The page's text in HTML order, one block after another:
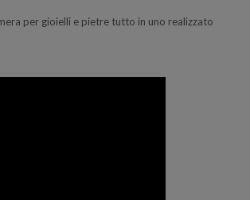
per gioielli e pietre tutto in uno realizzato